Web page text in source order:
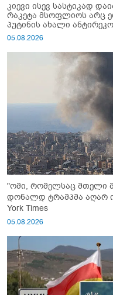
კიევი ისევ სასტიკად
რაკეტა მსოფლიოს არც
პუტინის ახალი
05.08.2026
"ომი, რომელსაც მთელი
დონალდ ტრამპმა აღარ იცის,
York Times
05.08.2026